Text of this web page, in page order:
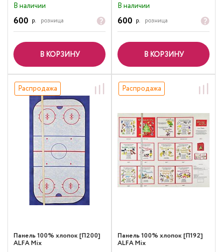
В наличии
600 р. розница
В КОРЗИНУ
В наличии
600 р. розница
В КОРЗИНУ
Распродажа
Панель 100% хлопок [П200]
ALFA Mix
Распродажа
Панель 100% хлопок [П192]
ALFA Mix